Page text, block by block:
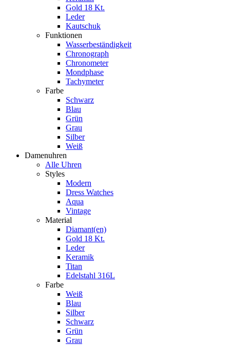
Gold 18 Kt.
Leder
Kautschuk
Funktionen
Wasserbeständigkeit
Chronograph
Chronometer
Mondphase
Tachymeter
Farbe
Schwarz
Blau
Grün
Grau
Silber
Weiß
Damenuhren
Alle Uhren
Styles
Modern
Dress Watches
Aqua
Vintage
Material
Diamant(en)
Gold 18 Kt.
Leder
Keramik
Titan
Edelstahl 316L
Farbe
Weiß
Blau
Silber
Schwarz
Grün
Grau